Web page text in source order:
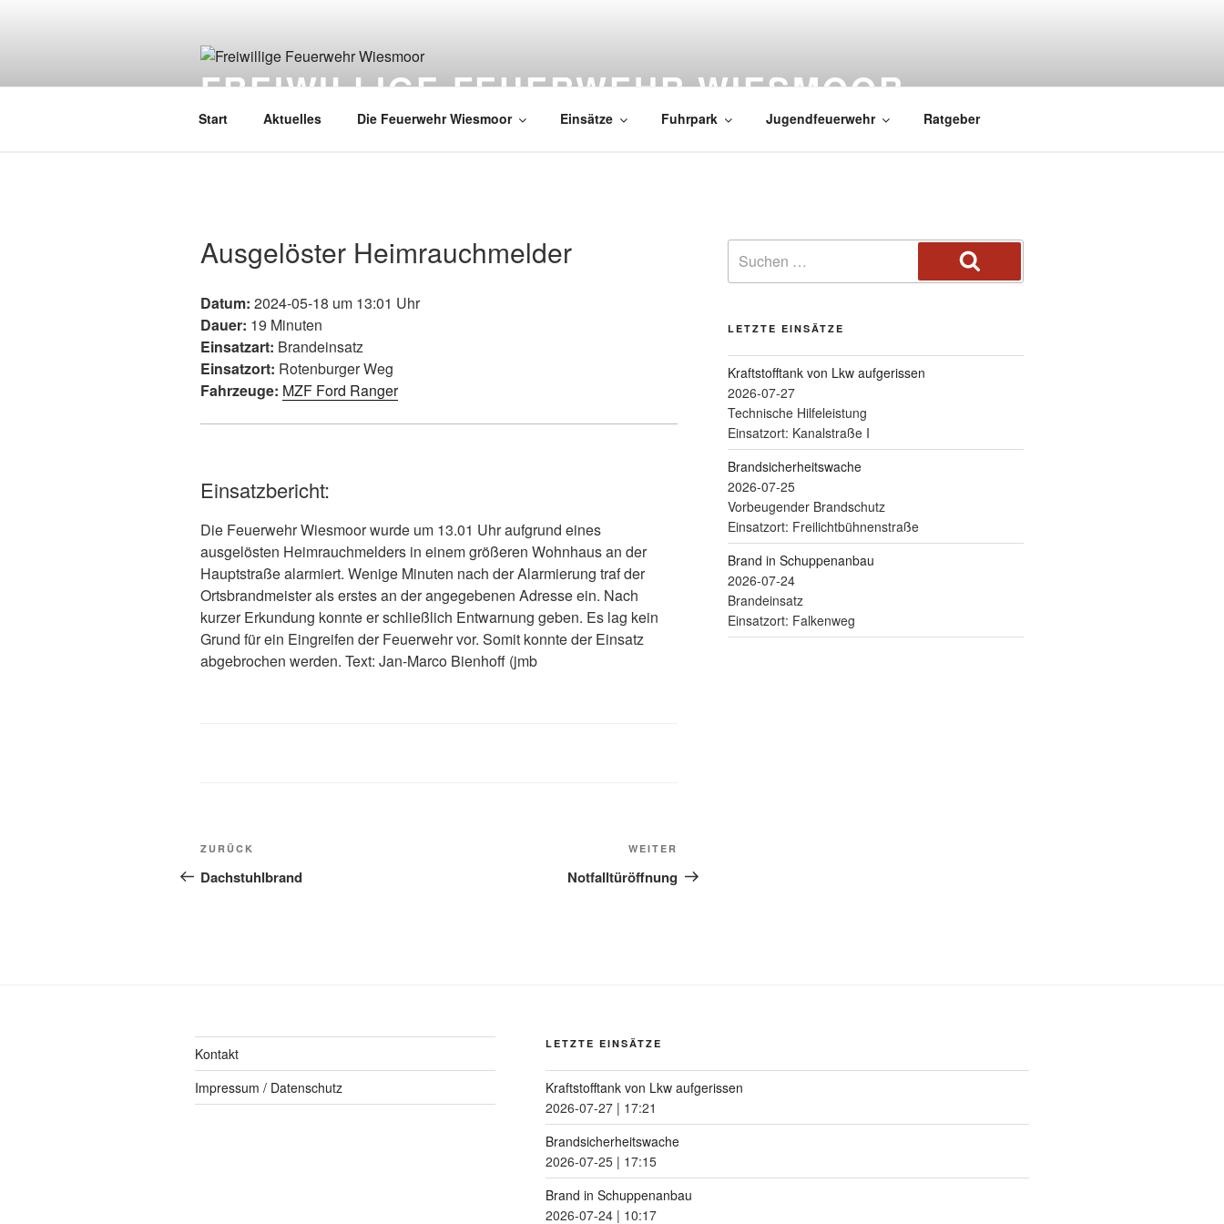
FREIWILLIGE FEUERWEHR WIESMOOR
Start Aktuelles Die Feuerwehr Wiesmoor Einsätze Fuhrpark Jugendfeuerwehr Ratgeber
Ausgelöster Heimrauchmelder
Datum: 2024-05-18 um 13:01 Uhr
Dauer: 19 Minuten
Einsatzart: Brandeinsatz
Einsatzort: Rotenburger Weg
Fahrzeuge: MZF Ford Ranger
Einsatzbericht:
Die Feuerwehr Wiesmoor wurde um 13.01 Uhr aufgrund eines
ausgelösten Heimrauchmelders in einem größeren Wohnhaus an der
Hauptstraße alarmiert. Wenige Minuten nach der Alarmierung traf der
Ortsbrandmeister als erstes an der angegebenen Adresse ein. Nach
kurzer Erkundung konnte er schließlich Entwarnung geben. Es lag kein
Grund für ein Eingreifen der Feuerwehr vor. Somit konnte der Einsatz
abgebrochen werden. Text: Jan-Marco Bienhoff (jmb
ZURÜCK
Dachstuhlbrand
WEITER
Notfalltüröffnung
LETZTE EINSÄTZE
Kraftstofftank von Lkw aufgerissen
2026-07-27
Technische Hilfeleistung
Einsatzort: Kanalstraße I
Brandsicherheitswache
2026-07-25
Vorbeugender Brandschutz
Einsatzort: Freilichtbühnenstraße
Brand in Schuppenanbau
2026-07-24
Brandeinsatz
Einsatzort: Falkenweg
Kontakt
Impressum / Datenschutz
LETZTE EINSÄTZE
Kraftstofftank von Lkw aufgerissen
2026-07-27| 17:21
Brandsicherheitswache
2026-07-25| 17:15
Brand in Schuppenanbau
2026-07-24| 10:17